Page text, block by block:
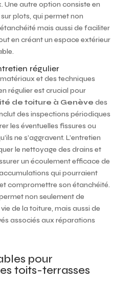
Une autre option consiste en
plots, qui permet non
mais aussi de faciliter
en créant un espace extérieur
régulier
et des techniques
régulier est crucial pour
de toiture à Genève des
des inspections périodiques
les éventuelles fissures ou
ne s’aggravent. L’entretien
le nettoyage des drains et
un écoulement efficace de
qui pourraient
compromettre son étanchéité.
non seulement de
de la toiture, mais aussi de
associés aux réparations
pour
toits-terrasses